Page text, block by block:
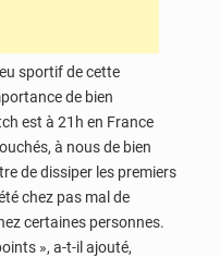
sportif de cette
de bien
est à 21h en France
à nous de bien
de dissiper les premiers
chez pas mal de
certaines personnes.
», a-t-il ajouté,